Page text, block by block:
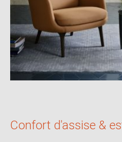
Confort d'assise &